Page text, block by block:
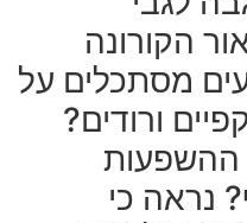
הקורונה
מסתכלים על
ורודים?
ההשפעות
נראה כי